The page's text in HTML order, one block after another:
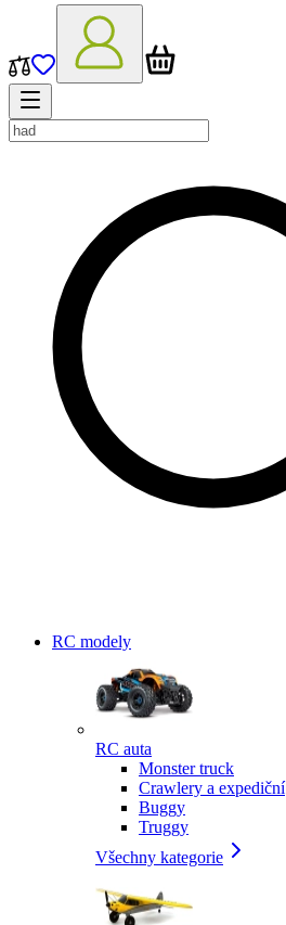
RC modely
RC auta
Monster truck
Crawlery a expediční
Buggy
Truggy
Všechny kategorie